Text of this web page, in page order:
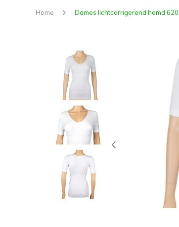
Home Dames lichtcorrigerend hemd